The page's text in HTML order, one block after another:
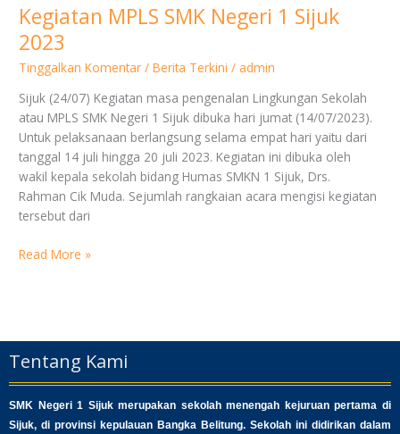
Kegiatan MPLS SMK Negeri 1 Sijuk
2023
Tinggalkan Komentar /Berita Terkini / admin
Sijuk (24/07) Kegiatan masa pengenalan Lingkungan Sekolah
atau MPLS SMK Negeri 1 Sijuk dibuka hari jumat (14/07/2023).
Untuk pelaksanaan berlangsung selama empat hari yaitu dari
tanggal 14 juli hingga 20 juli 2023. Kegiatan ini dibuka oleh
wakil kepala sekolah bidang Humas SMKN 1 Sijuk, Drs.
Rahman Cik Muda. Sejumlah rangkaian acara mengisi kegiatan
tersebut dari
Read More »
Tentang Kami
SMK Negeri 1 Sijuk merupakan sekolah menengah kejuruan pertama di
Sijuk, di provinsi kepulauan Bangka Belitung. Sekolah ini didirikan dalam